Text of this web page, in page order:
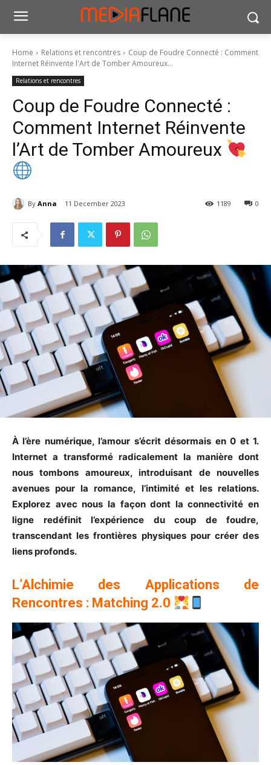
Home Relations et rencontres
Coup de Foudre Connecté : Comment
Internet Réinvente l'Art de Tomber Amoureux...
Relations et rencontres
Coup de Foudre Connecté :
Comment Internet Réinvente
l’Art de Tomber Amoureux
By Anna 11 December 2023 0
1189
À l’ère numérique, l’amour s’écrit désormais en 0 et 1.
Internet a transformé radicalement la manière dont
nous tombons amoureux, introduisant de nouvelles
avenues pour la romance, l’intimité et les relations.
Explorez avec nous la façon dont la connectivité en
ligne redéfinit l’expérience du coup de foudre,
transcendant les frontières physiques pour créer des
liens profonds.
L’Alchimie des Applications de
Rencontres : Matching 2.0